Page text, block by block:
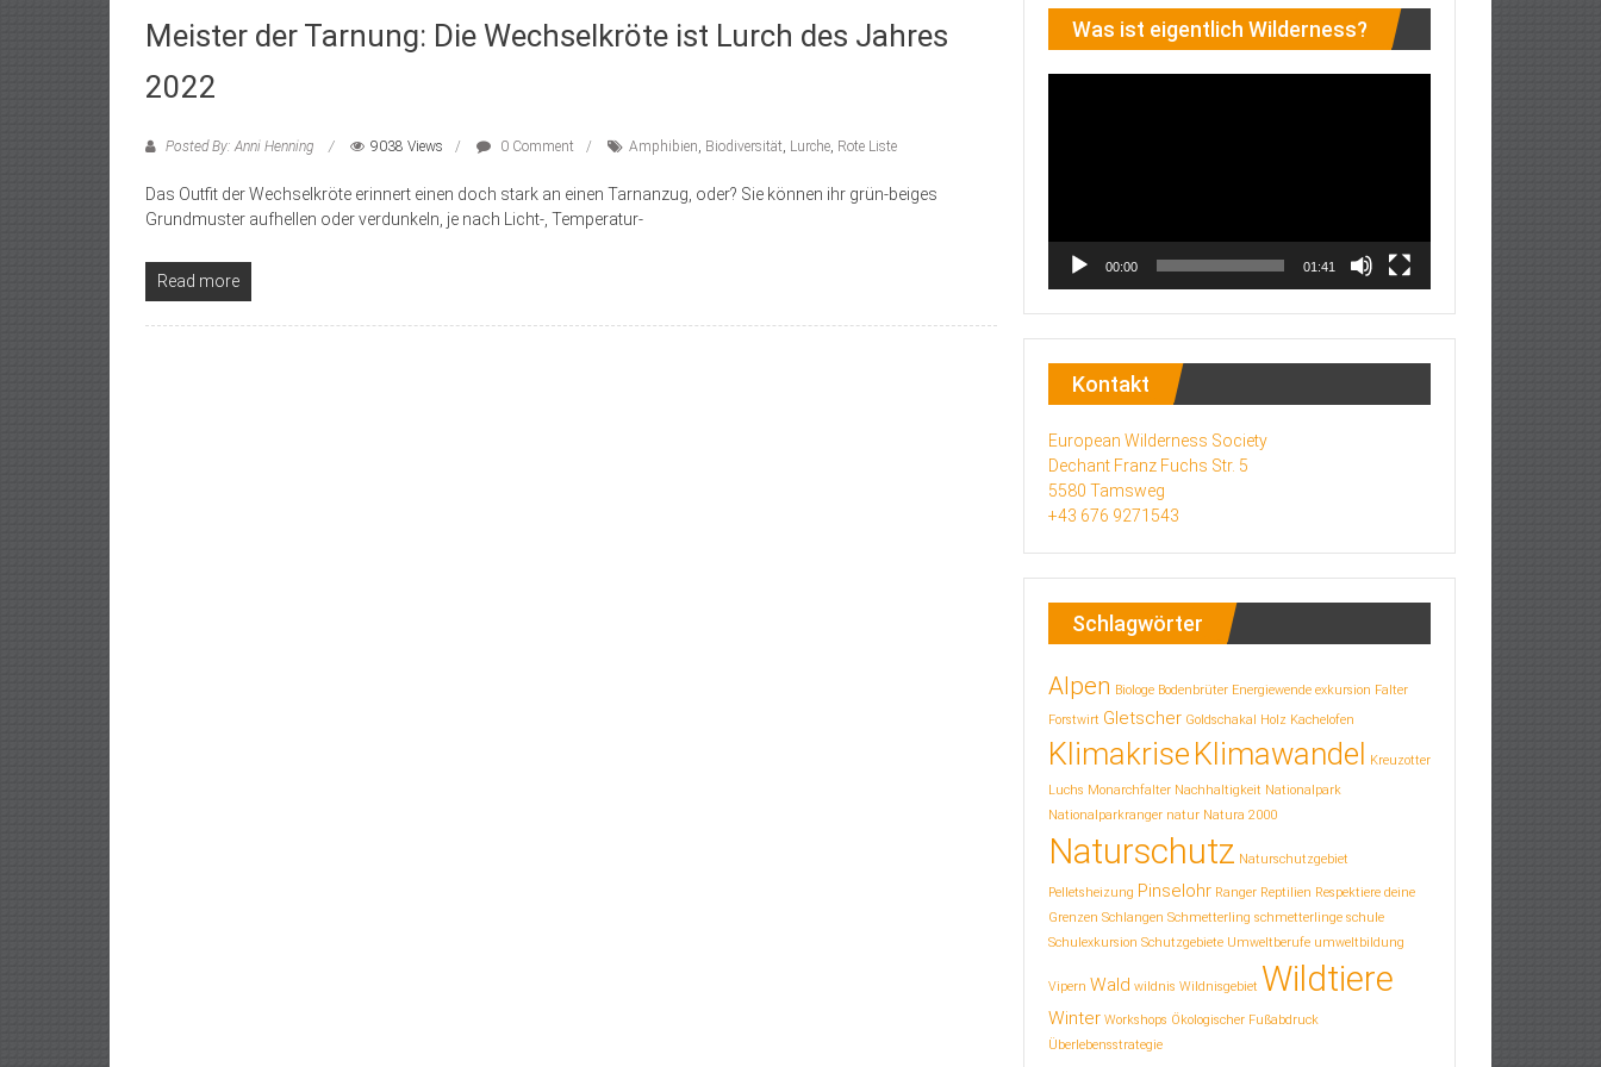
Meister der Tarnung: Die Wechselkröte ist Lurch des Jahres
2022
Posted By: Anni Henning 9038 Views 0 Comment Amphibien, Biodiversität, Lurche, Rote Liste
Das Outfit der Wechselkröte erinnert einen doch stark an einen Tarnanzug, oder? Sie können ihr grün-beiges
Grundmuster aufhellen oder verdunkeln, je nach Licht-, Temperatur-
Read more
Was ist eigentlich Wilderness?
00:00 01:41
Kontakt
European Wilderness Society
Dechant Franz Fuchs Str. 5
5580 Tamsweg
+43 676 9271543
Schlagwörter
Alpen Biologe Bodenbrüter Energiewende exkursion Falter
Forstwirt Gletscher Goldschakal Holz Kachelofen
Klimakrise Klimawandel Kreuzotter
Luchs Monarchfalter Nachhaltigkeit Nationalpark
Nationalparkranger natur Natura 2000
Naturschutz Naturschutzgebiet
Pelletsheizung Pinselohr Ranger Reptilien Respektiere deine
Grenzen Schlangen Schmetterling schmetterlinge schule
Schulexkursion Schutzgebiete Umweltberufe umweltbildung
Vipern Wald wildnis Wildnisgebiet Wildtiere
Winter Workshops Ökologischer Fußabdruck
Überlebensstrategie